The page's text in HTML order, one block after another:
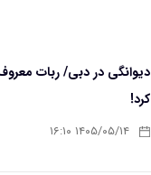
دیوانگی در دبی/ ربات معروف
کرد!
۱۴۰۵/۰۵/۱۴ ۱۶:۱۰